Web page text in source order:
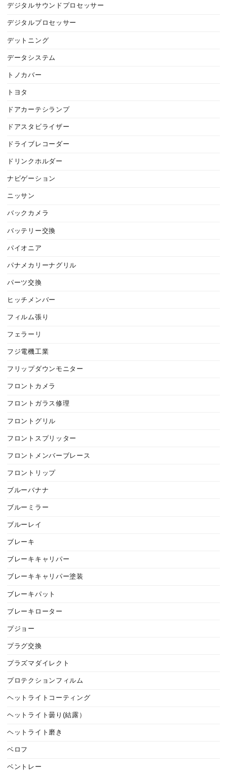
デジタルサウンドプロセッサー
デジタルプロセッサー
デットニング
データシステム
トノカバー
トヨタ
ドアカーテシランプ
ドアスタビライザー
ドライブレコーダー
ドリンクホルダー
ナビゲーション
ニッサン
バックカメラ
バッテリー交換
パイオニア
パナメカリーナグリル
パーツ交換
ヒッチメンバー
フィルム張り
フェラーリ
フジ電機工業
フリップダウンモニター
フロントカメラ
フロントガラス修理
フロントグリル
フロントスプリッター
フロントメンバーブレース
フロントリップ
ブルーバナナ
ブルーミラー
ブルーレイ
ブレーキ
ブレーキキャリパー
ブレーキキャリパー塗装
ブレーキパット
ブレーキローター
プジョー
プラグ交換
プラズマダイレクト
プロテクションフィルム
ヘットライトコーティング
ヘットライト曇り(結露）
ヘットライト磨き
ベロフ
ベントレー